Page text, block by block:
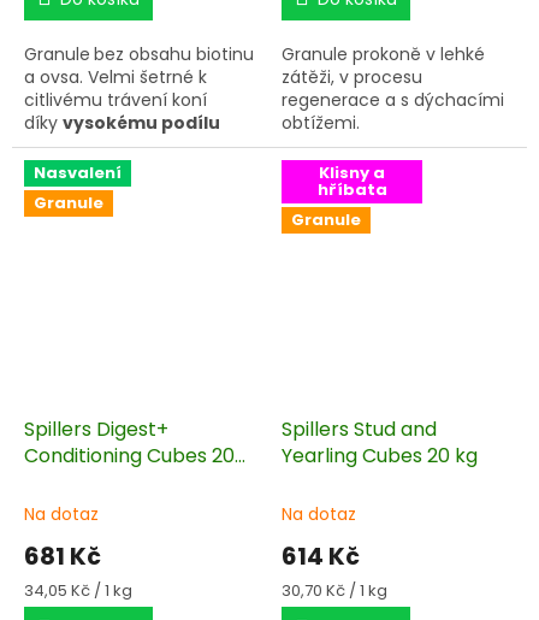
Granule bez obsahu biotinu
a ovsa. Velmi šetrné k
citlivému trávení koní
díky vysokému podílu
stravitelné vlákniny,
podporující tvorbu
pozitivních bakterií a
zdravou střevní
Granule prokoně v lehké
zátěži, v procesu
regenerace a s dýchacími
obtížemi.
Nasvalení
Granule
Spillers Digest+
Conditioning Cubes 20
Na dotaz
681 Kč
Měrná
cena:
34,05 Kč / 1 kg
Klisny a
hříbata
Granule
Spillers Stud and
Yearling Cubes 20 kg
Na dotaz
614 Kč
Měrná
cena:
30,70 Kč / 1 kg